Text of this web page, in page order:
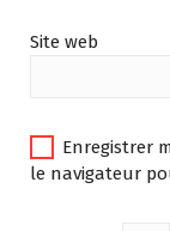
Site web
Enregistrer
le navigateur